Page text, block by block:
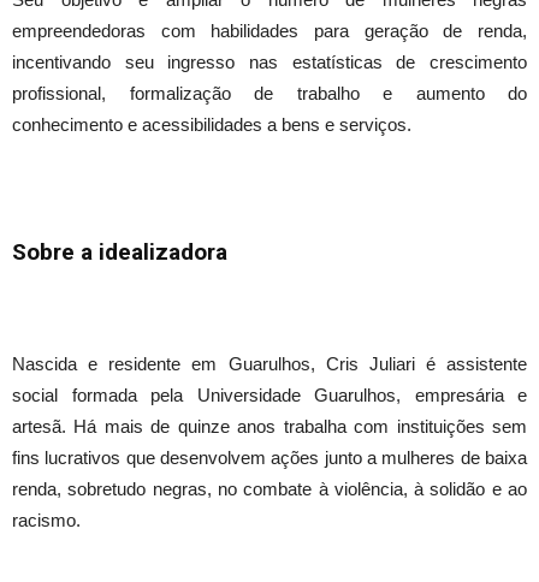
empreendedoras com habilidades para geração de renda,
incentivando seu ingresso nas estatísticas de crescimento
profissional, formalização de trabalho e aumento do
conhecimento e acessibilidades a bens e serviços.
Sobre a idealizadora
Nascida e residente em Guarulhos, Cris Juliari é assistente
social formada pela Universidade Guarulhos, empresária e
artesã. Há mais de quinze anos trabalha com instituições sem
fins lucrativos que desenvolvem ações junto a mulheres de baixa
renda, sobretudo negras, no combate à violência, à solidão e ao
racismo.